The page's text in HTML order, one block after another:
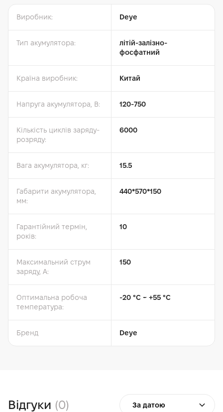
Виробник: Deye
Тип акумулятора:
літій-залізно-
фосфатний
Країна виробник: Китай
Напруга акумулятора, В: 120-750
Кількість циклів заряду-
розряду:
6000
Вага акумулятора, кг: 15.5
Габарити акумулятора,
мм:
440*570*150
Гарантійний термін,
років:
10
Максимальний струм
заряду, A:
150
Оптимальна робоча
температура:
-20 °С ~ +55 °С
Бренд Deye
Відгуки (0) За датою